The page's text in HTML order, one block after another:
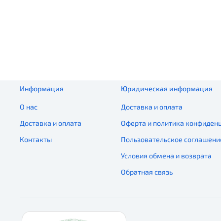
Информация
О нас
Доставка и оплата
Контакты
Юридическая информация
Доставка и оплата
Оферта и политика
Пользовательское
Условия обмена и возврата
Обратная связь